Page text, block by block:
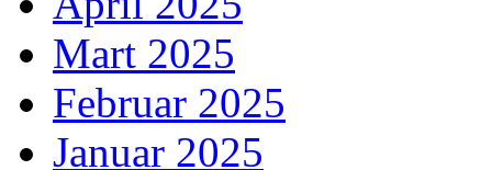
Mart 2025
Februar 2025
Januar 2025